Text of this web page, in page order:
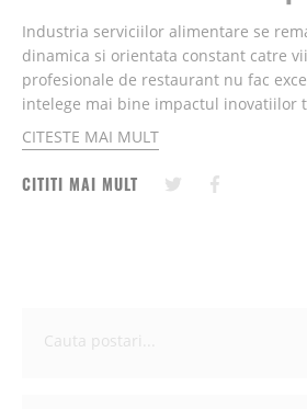
Industria serviciilor alimentare se
dinamica si orientata constant catre
profesionale de restaurant nu fac
intelege mai bine impactul inovatiilor
restaurantelor si viitorul bucatariilor
propunem in continuare cateva
CITESTE MAI MULT
CITITI MAI MULT
Ce